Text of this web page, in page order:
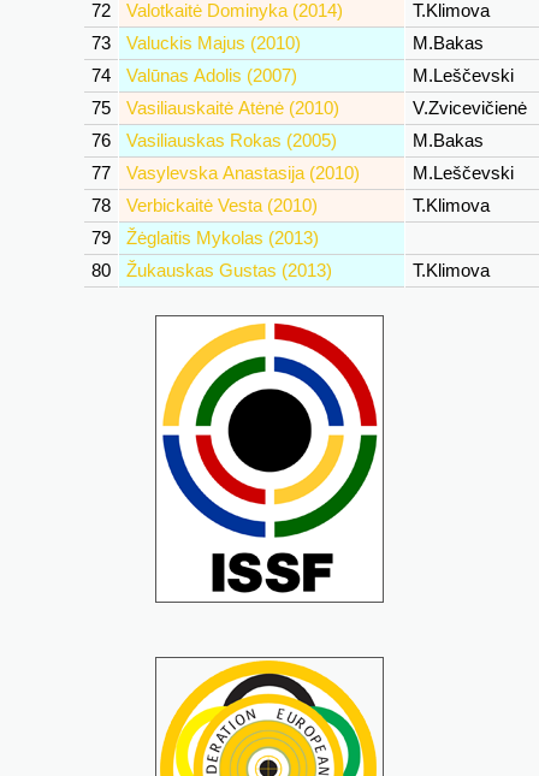
72 Valotkaitė Dominyka (2014)
T.Klimova
73
Valuckis Majus (2010)
M.Bakas
74
Valūnas Adolis (2007)
M.Leščevski
75
Vasiliauskaitė Atėnė (2010)
V.Zvicevičienė
76
Vasiliauskas Rokas (2005)
M.Bakas
77
Vasylevska Anastasija (2010)
M.Leščevski
78
Verbickaitė Vesta (2010)
T.Klimova
79
Žėglaitis Mykolas (2013)
80
Žukauskas Gustas (2013) T.Klimova